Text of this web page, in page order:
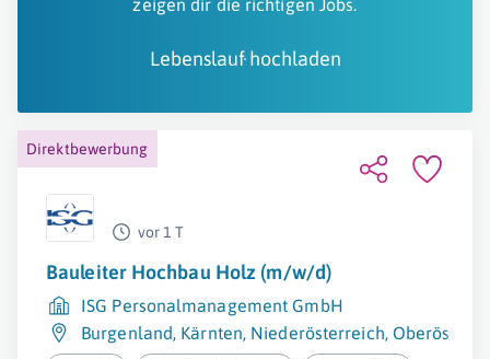
zeigen dir die richtigen Jobs.
Lebenslauf hochladen
Direktbewerbung
vor 1 T
Bauleiter Hochbau Holz (m/w/d)
ISG Personalmanagement GmbH
Burgenland, Kärnten, Niederösterreich,